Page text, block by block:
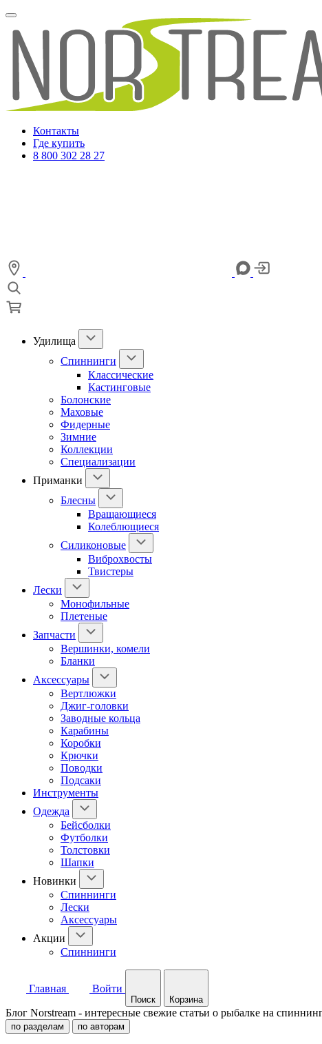
Контакты
Где купить
8 800 302 28 27
Удилища
Спиннинги
Классические
Кастинговые
Болонские
Маховые
Фидерные
Зимние
Коллекции
Специализации
Приманки
Блесны
Вращающиеся
Колеблющиеся
Силиконовые
Виброхвосты
Твистеры
Лески
Монофильные
Плетеные
Запчасти
Вершинки, комели
Бланки
Аксессуары
Вертлюжки
Джиг-головки
Заводные кольца
Карабины
Коробки
Крючки
Поводки
Подсаки
Инструменты
Одежда
Бейсболки
Футболки
Толстовки
Шапки
Новинки
Спиннинги
Лески
Аксессуары
Акции
Спиннинги
Главная Войти
Поиск Корзина
Блог Norstream - интересные свежие статьи о рыбалке на
по разделам по авторам